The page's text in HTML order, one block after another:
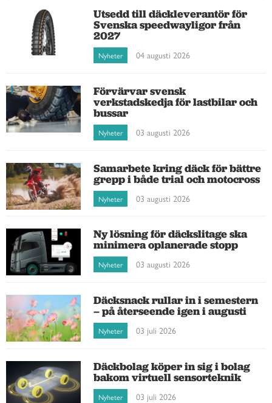
Utsedd till däckleverantör för
Svenska speedwayligor från
2027
Nyheter 04 augusti 2026
Förvärvar svensk
verkstadskedja för lastbilar och
bussar
Nyheter 03 augusti 2026
Samarbete kring däck för bättre
grepp i både trial och motocross
Nyheter 03 augusti 2026
Ny lösning för däckslitage ska
minimera oplanerade stopp
Nyheter 03 augusti 2026
Däcksnack rullar in i semestern
– på återseende igen i augusti
Nyheter 03 juli 2026
Däckbolag köper in sig i bolag
bakom virtuell sensorteknik
Nyheter 03 juli 2026